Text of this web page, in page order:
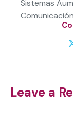
Sistemas
Leave a